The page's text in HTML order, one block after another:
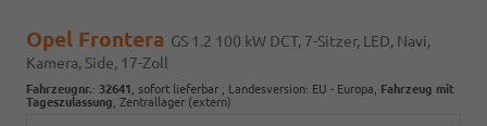
Opel Frontera GS 1.2 100 kW DCT, 7-Sitzer, LED, Navi,
Kamera, Side, 17-Zoll
Fahrzeugnr.: 32641 sofort lieferbar , Landesversion: EU - Europa, Fahrzeug mit
Tageszulassung , Zentrallager (extern)